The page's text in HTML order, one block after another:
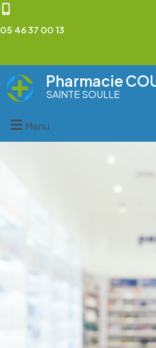
05 46 37 00 13
Pharmacie
SAINTE SOULLE
Menu